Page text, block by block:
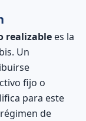
realizable es la
Un
fijo o
para este
de